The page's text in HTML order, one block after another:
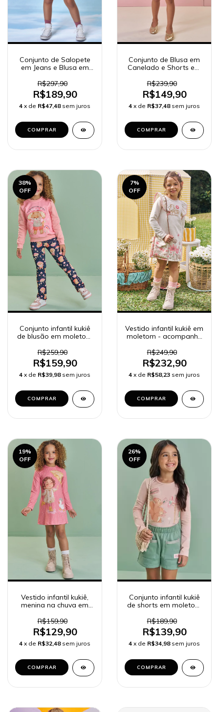
Conjunto de Salopete
em Jeans e Blusa em
Infantil Menina
R$297,90
R$189,90
4 x de R$47,48 sem juros
COMPRAR
Conjunto de Blusa em
Canelado e Shorts em
Kukiê Infantil Menina
R$239,90
R$149,90
4 x de R$37,48 sem juros
COMPRAR
38%
OFF
Conjunto infantil kukiê
de blusão em moletom
R$259,90
R$159,90
4 x de R$39,98 sem juros
COMPRAR
7%
OFF
Vestido infantil kukiê em
moletom - acompanha
R$249,90
R$232,90
4 x de R$58,23 sem juros
COMPRAR
19%
OFF
Vestido infantil kukiê,
menina na chuva em
R$159,90
R$129,90
4 x de R$32,48 sem juros
COMPRAR
26%
OFF
Conjunto infantil kukiê
de shorts em moletom
89586
R$189,90
R$139,90
4 x de R$34,98 sem juros
COMPRAR